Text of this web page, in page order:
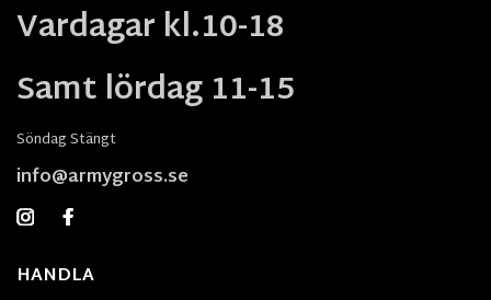
Vardagar kl.10-18
Samt lördag 11-15
Söndag Stängt
info@armygross.se
HANDLA